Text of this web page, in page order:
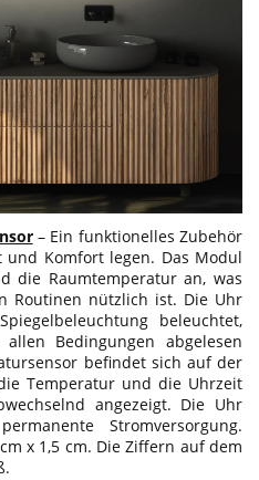
– Ein funktionelles Zubehör
Komfort legen. Das Modul
die Raumtemperatur an, was
Routinen nützlich ist. Die Uhr
beleuchtet,
Bedingungen abgelesen
befindet sich auf der
Temperatur und die Uhrzeit
angezeigt. Die Uhr
Stromversorgung.
x 1,5 cm. Die Ziffern auf dem